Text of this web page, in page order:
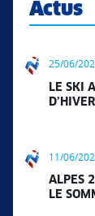
Actus
25/06/
LE SKI
11/06/
ALPES
LE